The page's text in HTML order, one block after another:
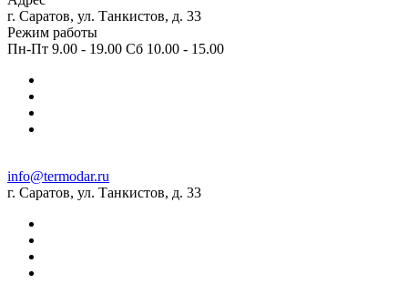
г. Саратов, ул. Танкистов, д. 33
Режим работы
Пн-Пт 9.00 - 19.00 Сб 10.00 - 15.00
info@termodar.ru
г. Саратов, ул. Танкистов, д. 33